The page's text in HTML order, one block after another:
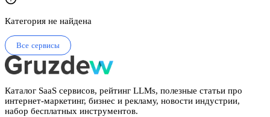
Категория не найдена
Все сервисы
Каталог SaaS сервисов, рейтинг LLMs, полезные статьи про
интернет-маркетинг, бизнес и рекламу, новости индустрии,
набор бесплатных инструментов.